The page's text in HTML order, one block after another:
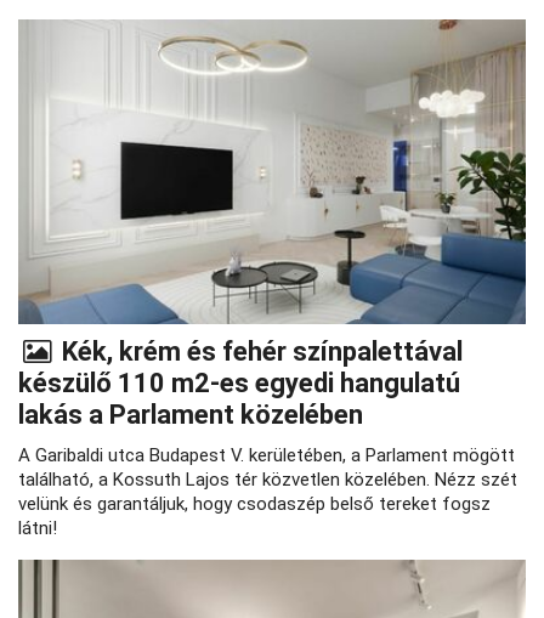
Kék, krém és fehér színpalettával
készülő 110 m2-es egyedi hangulatú
lakás a Parlament közelében
A Garibaldi utca Budapest V. kerületében, a Parlament mögött
található, a Kossuth Lajos tér közvetlen közelében. Nézz szét
velünk és garantáljuk, hogy csodaszép belső tereket fogsz
látni!